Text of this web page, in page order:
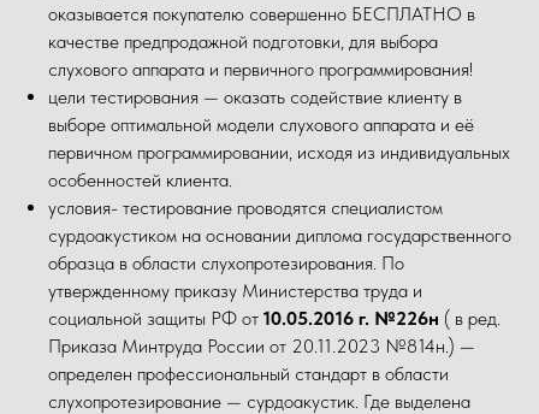
оказывается покупателю совершенно БЕСПЛАТНО в
качестве предпродажной подготовки, для выбора
слухового аппарата и первичного программирования!
цели тестирования — оказать содействие клиенту в
выборе оптимальной модели слухового аппарата и её
первичном программировании, исходя из индивидуальных
особенностей клиента.
условия- тестирование проводятся специалистом
сурдоакустиком на основании диплома государственного
образца в области слухопротезирования. По
утвержденному приказу Министерства труда и
социальной защиты РФ от 10.05.2016 г. №226н ( в ред.
Приказа Минтруда России от 20.11.2023 №814н.) —
определен профессиональный стандарт в области
слухопротезирование — сурдоакустик. Где выделена